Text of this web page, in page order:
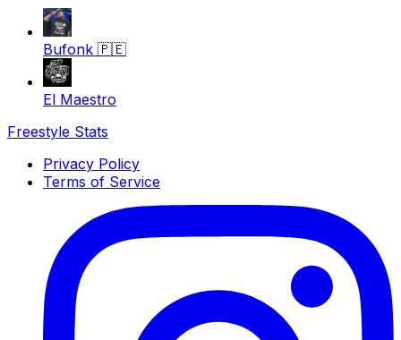
Bufonk 🇵🇪
El Maestro
Freestyle Stats
Privacy Policy
Terms of Service